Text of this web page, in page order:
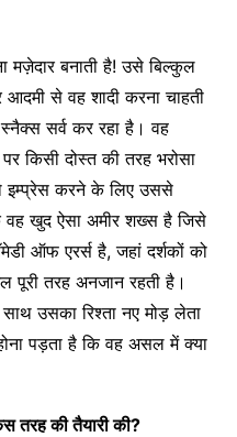
मज़ेदार बनाती है! उसे बिल्कुल
से वह शादी करना चाहती
सर्व कर रहा है। वह
किसी दोस्त की तरह भरोसा
इम्प्रेस करने के लिए उससे
वह खुद ऐसा अमीर शख्स है जिसे
ऑफ एरर्स है, जहां दर्शकों को
पूरी तरह अनजान रहती है।
उसका रिश्ता नए मोड़ लेता
पड़ता है कि वह असल में क्या
तरह की तैयारी की?